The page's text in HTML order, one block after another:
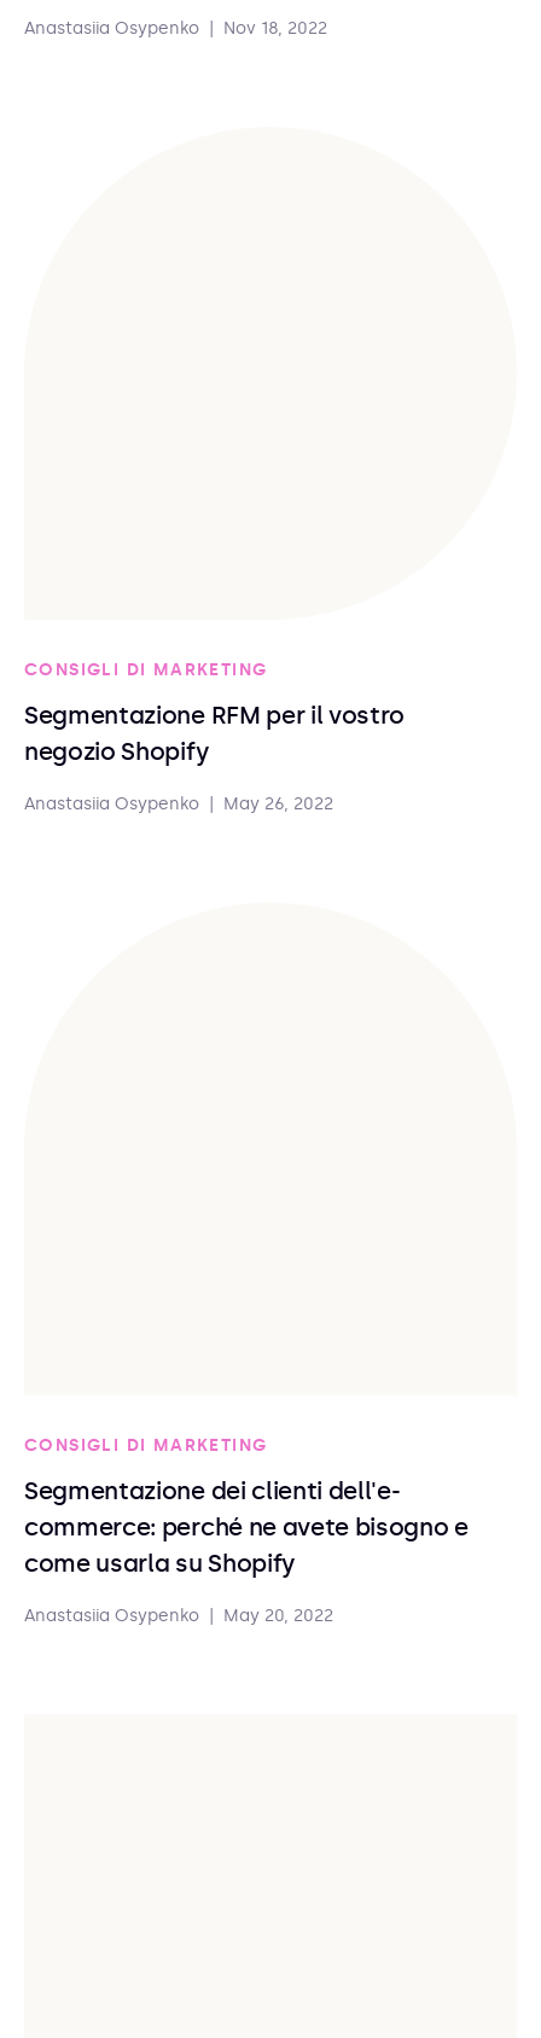
Anastasiia Osypenko Nov 18, 2022
CONSIGLI DI MARKETING
Segmentazione RFM per il vostro
negozio Shopify
Anastasiia Osypenko May 26, 2022
CONSIGLI DI MARKETING
Segmentazione dei clienti dell'e-
commerce: perché ne avete bisogno e
come usarla su Shopify
Anastasiia Osypenko May 20, 2022